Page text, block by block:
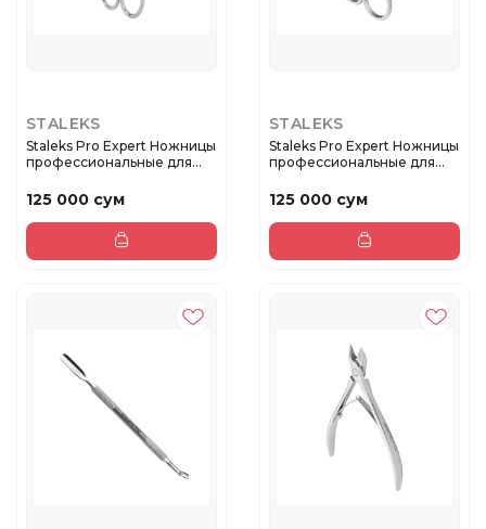
STALEKS
Staleks Pro Expert Ножницы
профессиональные для
125 000 сум
STALEKS
Staleks Pro Expert Ножницы
профессиональные для
125 000 сум